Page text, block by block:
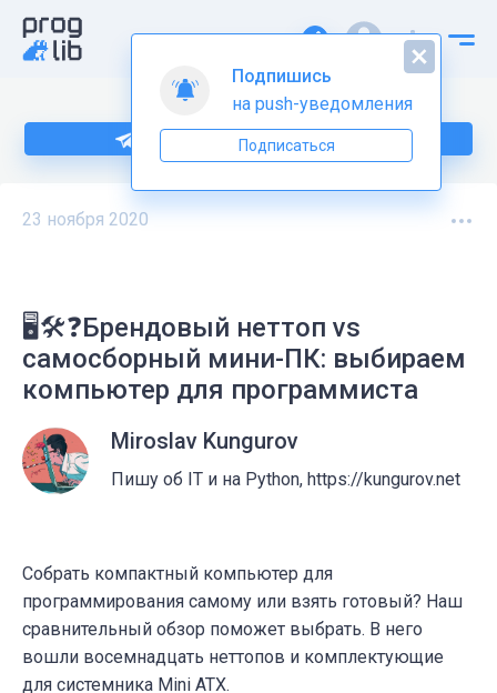
Подпишитесь на нас в Telegram
23 ноября 2020
🖥🛠❓Брендовый неттоп vs
самосборный мини-ПК: выбираем
компьютер для программиста
Miroslav Kungurov
Пишу об IT и на Python, https://kungurov.net
Собрать компактный компьютер для
программирования самому или взять готовый? Наш
сравнительный обзор поможет выбрать. В него
вошли восемнадцать неттопов и комплектующие
для системника Mini ATX.
Подпишись
на push-уведомления
Подписаться